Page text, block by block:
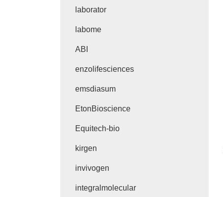
laborator
labome
ABI
enzolifesciences
emsdiasum
EtonBioscience
Equitech-bio
kirgen
invivogen
integralmolecular